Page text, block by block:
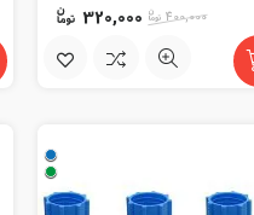
400,000
320,000